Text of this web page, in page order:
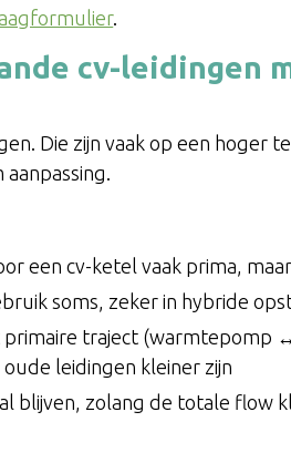
.
cv-leidingen
Die zijn vaak op een hoger
een cv-ketel vaak prima,
soms, zeker in hybride
primaire traject
leidingen kleiner zijn
blijven, zolang de totale flow